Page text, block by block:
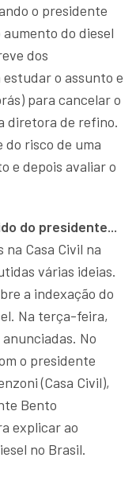
o presidente
do diesel
dos
o assunto e
para cancelar o
diretora de refino.
do risco de uma
e depois avaliar o
do presidente...
Casa Civil na
várias ideias.
a indexação do
Na terça-feira,
No
o presidente
(Casa Civil),
Bento
explicar ao
no Brasil.